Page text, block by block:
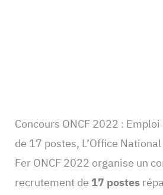
Concours ONCF 2022 :
de 17 postes, L’Office
Fer ONCF 2022 organise un
recrutement de 17 postes